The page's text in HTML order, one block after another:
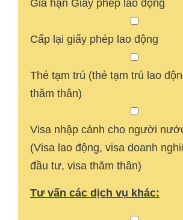
Gia hạn Giấy phép lao động
Cấp lại giấy phép lao động
Thẻ tạm trú (thẻ tạm trú lao
thăm thân)
Visa nhập cảnh cho người
(Visa lao động, visa doanh
đầu tư, visa thăm thân)
Tư vấn các dịch vụ khác: